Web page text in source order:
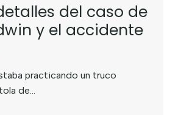
del caso de
y el accidente
practicando un truco
de…